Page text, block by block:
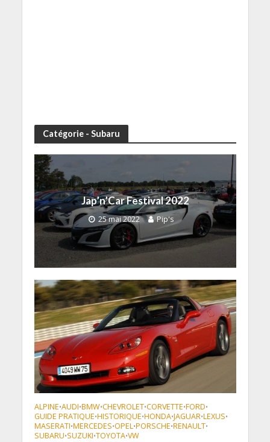
Catégorie - Subaru
Jap’n’Car Festival 2022
25 mai 2022 Pip's
ALPINE•AUDI•BMW•CHEVROLET•CORVETTE•FORD•
GUIDE PRATIQUE•HISTORIQUE•HONDA•JAGUAR•LEXUS•
MASERATI•MERCEDES•OPEL•PORSCHE•RENAULT•
SUBARU•SUZUKI•TOYOTA•VW